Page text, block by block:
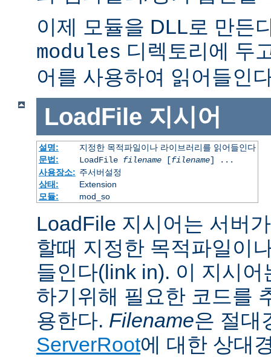
이제 모듈을 DLL로 만든
modules 디렉토리에 두
어를 사용하여 읽어들인
LoadFile 지시어
설명:
지정한 목적파일이나 라이브러리를 읽어들인다
문법:
LoadFile filename[filename] ...
사용장소: 주서버설정
상태:
Extension
모듈:
mod_so
LoadFile 지시어는 서버
할때 지정한 목적파일이
들인다(link in). 이 지시
하기위해 필요한 코드를
용한다. Filename은 절대
ServerRoot에 대한 상대